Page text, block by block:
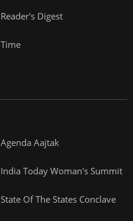
Reader's Digest
Time
Agenda Aajtak
India Today Woman's Summit
State Of The States Conclave